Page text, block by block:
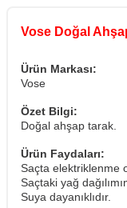
Vose Doğal
Ürün Markası:
Vose
Özet Bilgi:
Doğal ahşap tarak.
Ürün Faydaları:
Saçta elektriklenme
Saçtaki yağ
Suya dayanıklıdır.